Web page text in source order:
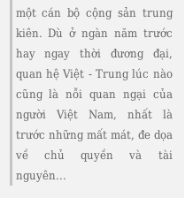
một cán bộ cộng sản trung
kiên. Dù ở ngàn năm trước
hay ngay thời đương đại,
quan hệ Việt - Trung lúc nào
cũng là nỗi quan ngại của
người Việt Nam, nhất là
trước những mất mát, đe dọa
về chủ quyền và tài
nguyên...